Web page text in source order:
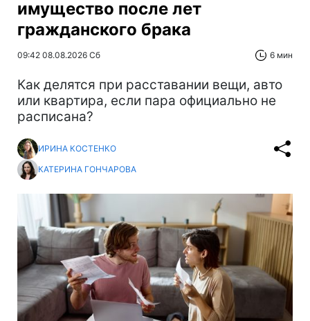
имущество после лет
гражданского брака
09:42 08.08.2026 Сб 6 мин
Как делятся при расставании вещи, авто
или квартира, если пара официально не
расписана?
ИРИНА КОСТЕНКО
КАТЕРИНА ГОНЧАРОВА